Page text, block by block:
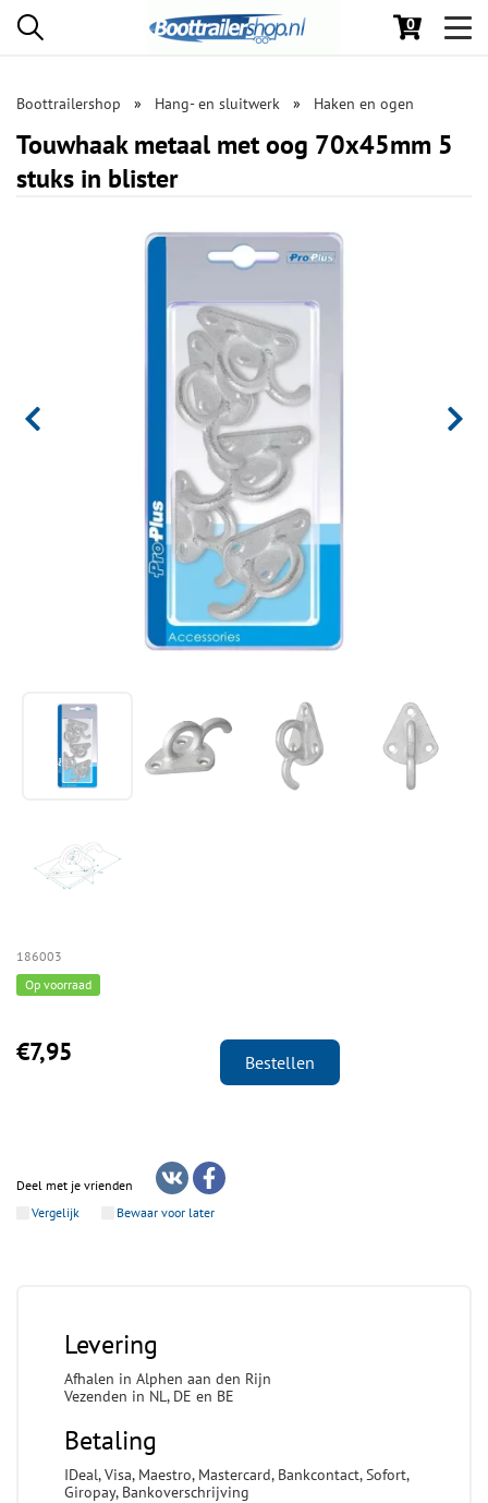
0
Boottrailershop Hang- en sluitwerk Haken en ogen
Touwhaak metaal met oog 70x45mm 5
stuks in blister
186003
Op voorraad
€7,95 Bestellen
Deel met je vrienden
Vergelijk
Bewaar voor later
Levering
Afhalen in Alphen aan den Rijn
Vezenden in NL, DE en BE
Betaling
IDeal, Visa, Maestro, Mastercard, Bankcontact, Sofort,
Giropay, Bankoverschrijving